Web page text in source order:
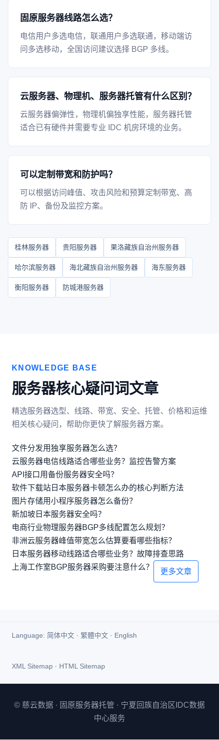
固原服务器线路怎么选？
电信用户多选电信，联通用户多选联通，移动端访
问多选移动，全国访问建议选择 BGP 多线。
云服务器、物理机、服务器托管有什么区别？
云服务器偏弹性，物理机偏独享性能，服务器托管
适合已有硬件并需要专业 IDC 机房环境的业务。
可以定制带宽和防护吗？
可以根据访问峰值、攻击风险和预算定制带宽、高
防 IP、备份及监控方案。
桂林服务器 贵阳服务器 果洛藏族自治州服务器
哈尔滨服务器 海北藏族自治州服务器 海东服务器
衡阳服务器 防城港服务器
KNOWLEDGE BASE
服务器核心疑问词文章
精选服务器选型、线路、带宽、安全、托管、价格和运维
相关核心疑问，帮助你更快了解服务器方案。
文件分发用独享服务器怎么选？
云服务器电信线路适合哪些业务？监控告警方案
API接口用备份服务器安全吗？
软件下载站日本服务器卡顿怎么办的核心判断方法
图片存储用小程序服务器怎么备份？
新加坡日本服务器安全吗？
电商行业物理服务器BGP多线配置怎么规划？
非洲云服务器峰值带宽怎么估算要看哪些指标？
日本服务器移动线路适合哪些业务？故障排查思路
上海工作室BGP服务器采购要注意什么？
更多文章
Language: 简体中文 · 繁體中文 · English
XML Sitemap · HTML Sitemap
© 慈云数据 · 固原服务器托管 · 宁夏回族自治区IDC数据
中心服务